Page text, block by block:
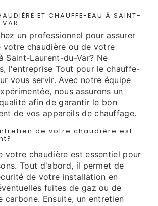
ET CHAUFFE-EAU À SAINT-
un professionnel pour assurer
votre chaudière ou de votre
Saint-Laurent-du-Var? Ne
l'entreprise Tout pour le chauffe-
vous servir. Avec notre équipe
nous assurons un
afin de garantir le bon
de vos appareils de chauffage.
de votre chaudière est-
votre chaudière est essentiel pour
Tout d'abord, il permet de
de votre installation en
fuites de gaz ou de
carbone. Ensuite, un entretien